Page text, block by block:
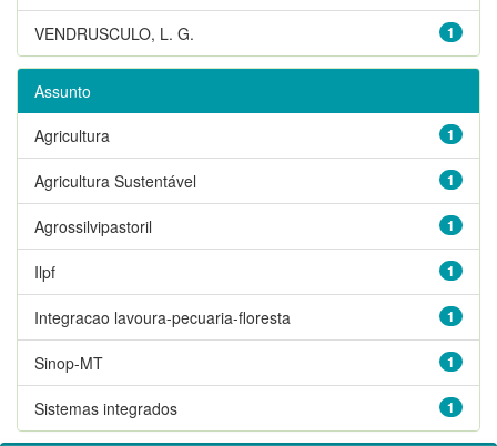
1
VENDRUSCULO, L. G.
Assunto
1
Agricultura
1
Agricultura Sustentável
1
Agrossilvipastoril
1
Ilpf
1
Integracao lavoura-pecuaria-floresta
1
Sinop-MT
1
Sistemas integrados